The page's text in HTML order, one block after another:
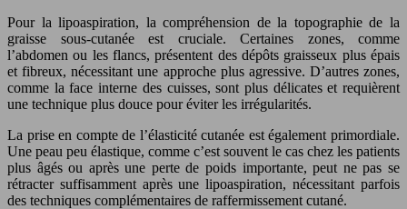
Pour la lipoaspiration, la compréhension de la topographie de la
graisse sous-cutanée est cruciale. Certaines zones, comme
l’abdomen ou les flancs, présentent des dépôts graisseux plus épais
et fibreux, nécessitant une approche plus agressive. D’autres zones,
comme la face interne des cuisses, sont plus délicates et requièrent
une technique plus douce pour éviter les irrégularités.
La prise en compte de l’élasticité cutanée est également primordiale.
Une peau peu élastique, comme c’est souvent le cas chez les patients
plus âgés ou après une perte de poids importante, peut ne pas se
rétracter suffisamment après une lipoaspiration, nécessitant parfois
des techniques complémentaires de raffermissement cutané.